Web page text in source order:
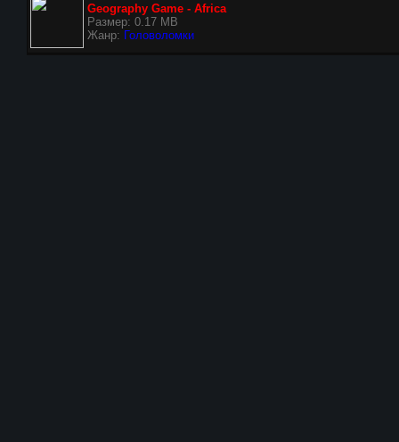
Geography Game - Africa
Размер: 0.17 MB
Жанр: Головоломки